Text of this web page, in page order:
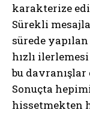
karakterize
Sürekli
sürede
hızlı
bu
Sonuçta
hissetmekten